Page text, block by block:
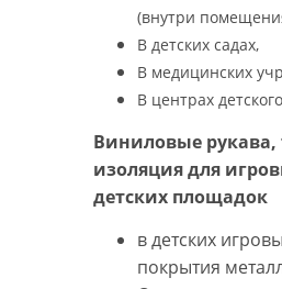
(внутри
В детских садах,
В медицинских
В центрах
Виниловые рукава,
изоляция для
детских площадок
в детских
покрытия